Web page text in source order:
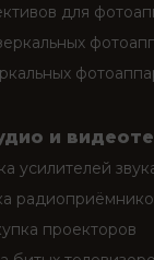
для
и
усилителей
проекторов